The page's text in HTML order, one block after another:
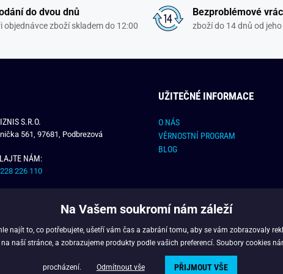
do dvou dnů
objednávce zboží skladem do 12:00
Bezproblémové
zboží do 14 dnů od
S.R.O.
561, 97681, Podbrezová
NÁM:
226 110
UŽITEČNÉ INFORMACE
O NÁS
VĚRNOSTNÍ PROGRAM
BLOG
Copyright © 2024 - Budchlap.cz Všechna práva vyhrazena. webdesign © litvanyi.sk
Na Vašem soukromí nám záleží
najít to, co potřebujete, ušetří vám čas a zabrání tomu, aby se vám zobrazovaly
naší stránce, a zobrazujeme produkty podle vašich preferencí. Soubory cookies
procházení. Odmítnout vše PŘIJMOUT VŠE